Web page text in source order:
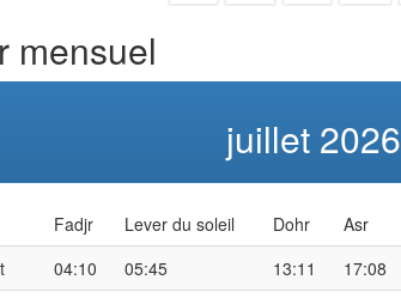
mensuel
juillet 2026
Fadjr Lever du soleil Dohr Asr
04:10 05:45 13:11 17:08